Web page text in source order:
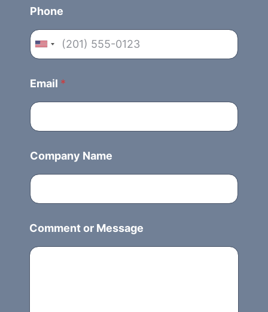
Phone
U
i
d
t
a
s
Email *
Company Name
Comment or Message